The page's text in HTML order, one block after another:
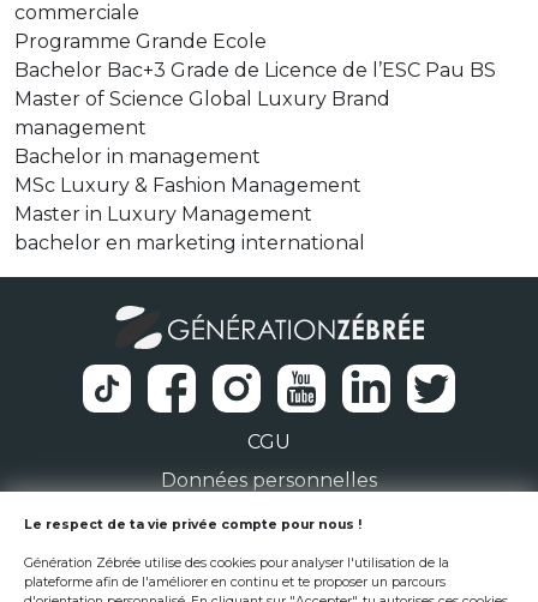
commerciale
Programme Grande Ecole
Bachelor Bac+3 Grade de Licence de l’ESC Pau BS
Master of Science Global Luxury Brand
management
Bachelor in management
MSc Luxury & Fashion Management
Master in Luxury Management
bachelor en marketing international
CGU
Données personnelles
1 Rue de la Noë 44300 Nantes
team@generationzebree.fr
Le respect de ta vie privée compte pour nous !
Génération Zébrée utilise des cookies pour analyser l'utilisation de la
plateforme afin de l'améliorer en continu et te proposer un parcours